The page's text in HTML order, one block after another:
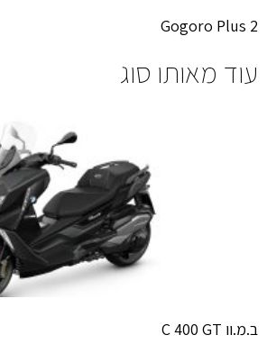
Gogoro Plus 2
עוד מאותו סוג
ב.מ.וו C 400 GT